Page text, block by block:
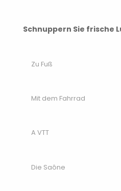
Schnuppern Sie frische
Zu Fuß
Mit dem Fahrrad
A VTT
Die Saône